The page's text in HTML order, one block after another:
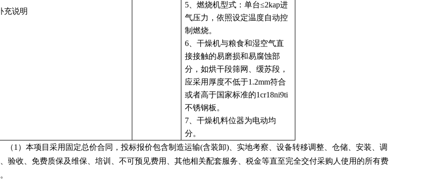
充说明
5、燃烧机型式：单台≤2kap进
气压力，依照设定温度自动控
制燃烧。
6、干燥机与粮食和湿空气直
接接触的易磨损和易腐蚀部
分，如烘干段筛网、缓苏段，
应采用厚度不低于1.2mm符合
或者高于国家标准的1cr18ni9ti
不锈钢板。
7、干燥机料位器为电动均
分。
（1）本项目采用固定总价合同，投标报价包含制造运输(含装卸)、 实地考察、设备转移调整、 仓储、安装、调
验收、免费质保及维保、培训、不可预见费用、其他相关配套服务
税金等直至完全交付采购人使用的所有费